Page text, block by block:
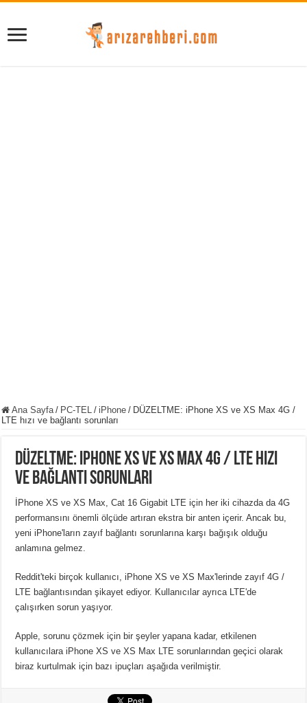
Ana Sayfa / PC-TEL / iPhone / DÜZELTME: iPhone XS ve XS Max 4G /
LTE hızı ve bağlantı sorunları
DÜZELTME: iPhone XS ve XS Max 4G / LTE hızı
ve bağlantı sorunları
İPhone XS ve XS Max, Cat 16 Gigabit LTE için her iki cihazda da 4G
performansını önemli ölçüde artıran ekstra bir anten içerir. Ancak bu,
yeni iPhone'ların zayıf bağlantı sorunlarına karşı bağışık olduğu
anlamına gelmez.
Reddit'teki birçok kullanıcı, iPhone XS ve XS Max'lerinde zayıf 4G /
LTE bağlantısından şikayet ediyor. Kullanıcılar ayrıca LTE'de
çalışırken sorun yaşıyor.
Apple, sorunu çözmek için bir şeyler yapana kadar, etkilenen
kullanıcılara iPhone XS ve XS Max LTE sorunlarından geçici olarak
biraz kurtulmak için bazı ipuçları aşağıda verilmiştir.